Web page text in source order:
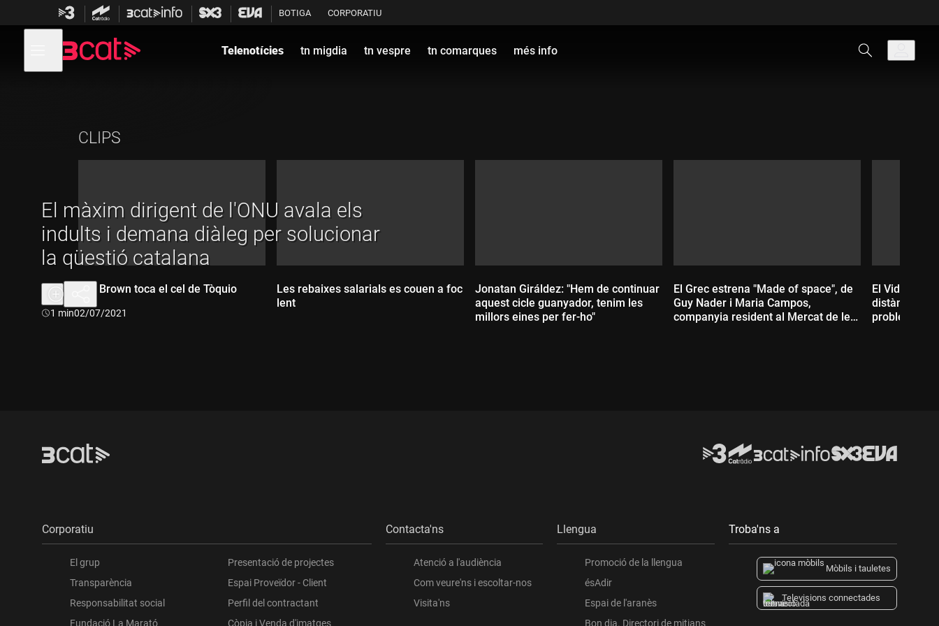
contingut
BOTIGA CORPORATIU
menú
de
Telenotícies tn migdia tn vespre tn comarques més info
El màxim dirigent de l'ONU avala els
indults i demana diàleg per solucionar
la qüestió catalana
Durada:
1 min02/07/2021
CLIPS
Sky Brown toca el cel de Tòquio
Les rebaixes salarials es couen a foc
lent
Jonatan Giráldez: "Hem de continuar
aquest cicle guanyador, tenim les
millors eines per fer-ho"
El Grec estrena "Made of space", de
Guy Nader i Maria Campos,
companyia resident al Mercat de les
El Vida
distàncies,
problemes
Corporatiu
El grup
Transparència
Responsabilitat social
Fundació La Marató
Presentació de projectes
Espai Proveïdor - Client
Perfil del contractant
Còpia i Venda d'imatges
Contacta'ns
Atenció a l'audiència
Com veure'ns i escoltar-nos
Visita'ns
Llengua
Promoció de la llengua
ésAdir
Espai de l'aranès
Bon dia. Directori de mitjans
Troba'ns a
Mòbils i tauletes
Televisions connectades